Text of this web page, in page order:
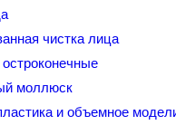
чистка лица
моллюск
и объемное